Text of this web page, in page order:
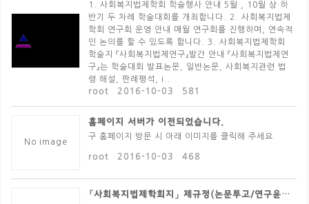
1. 사회복지법제학회 학술행사 안내 5월 , 10월 상·하
반기 두 차례 학술대회를 개최합니다. 2. 사회복지법제
학회 연구회 운영 안내 매월 연구회를 진행하며, 연속적
인 논의를 할 수 있도록 합니다. 3. 사회복지법제학회
학술지 『사회복지법제연구』발간 안내 『사회복지법제연
구』는 학술대회 발표논문, 일반논문, 사회복지관련 법
령 해설, 판례평석, i..
root 2016-10-03 581
No image
홈페이지 서버가 이전되었습니다.
구 홈페이지 방문 시 아래 이미지를 클릭해 주세요
root 2016-10-03 468
「사회복지법제학회지」 제규정(논문투고/연구윤리/논문심사..